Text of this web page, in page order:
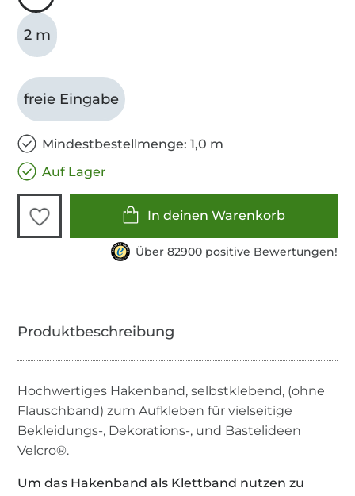
2 m
freie Eingabe
Mindestbestellmenge: 1,0 m
Auf Lager
In deinen Warenkorb
Über 82900 positive Bewertungen!
Hochwertiges Hakenband, selbstklebend, (ohne
Flauschband) zum Aufkleben für vielseitige
Bekleidungs-, Dekorations-, und Bastelideen
Velcro®.
Um das Hakenband als Klettband nutzen zu